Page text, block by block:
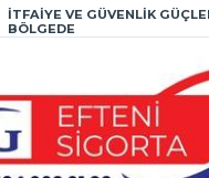
İTFAİYE VE GÜVENLİK
BÖLGEDE